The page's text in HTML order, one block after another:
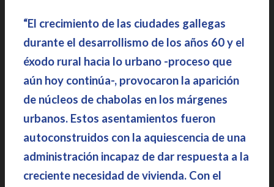
“El crecimiento de las ciudades gallegas
durante el desarrollismo de los años 60 y el
éxodo rural hacia lo urbano -proceso que
aún hoy continúa-, provocaron la aparición
de núcleos de chabolas en los márgenes
urbanos. Estos asentamientos fueron
autoconstruidos con la aquiescencia de una
administración incapaz de dar respuesta a la
creciente necesidad de vivienda. Con el